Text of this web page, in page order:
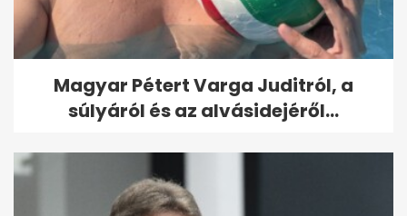
Magyar Pétert Varga Juditról, a
súlyáról és az alvásidejéről...